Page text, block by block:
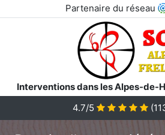
Partenaire du réseau
Interventions dans les Alpes-de-
4.7/5
(